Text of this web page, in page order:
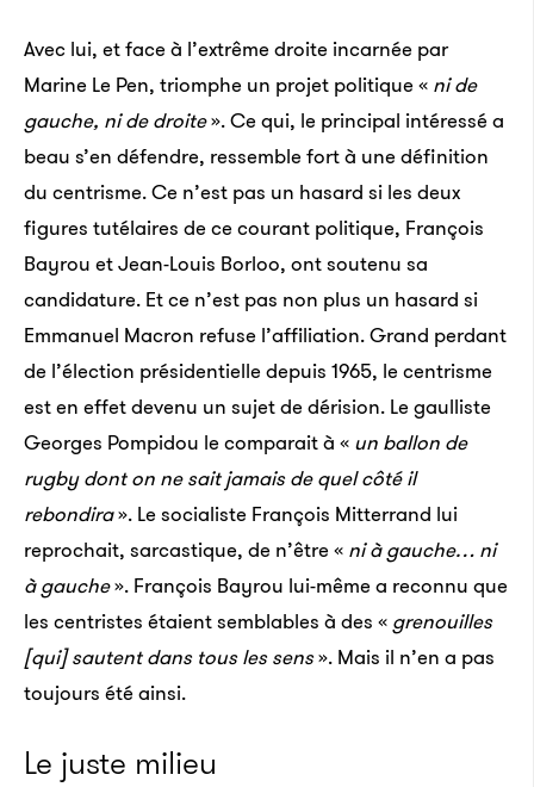
Avec lui, et face à l’extrême droite incarnée par
Marine Le Pen, triomphe un projet politique « ni de
gauche, ni de droite». Ce qui, le principal intéressé a
beau s’en défendre, ressemble fort à une définition
du centrisme. Ce n’est pas un hasard si les deux
figures tutélaires de ce courant politique, François
Bayrou et Jean-Louis Borloo, ont soutenu sa
candidature. Et ce n’est pas non plus un hasard si
Emmanuel Macron refuse l’affiliation. Grand perdant
de l’élection présidentielle depuis 1965, le centrisme
est en effet devenu un sujet de dérision. Le gaulliste
Georges Pompidou le comparait à « un ballon de
rugby dont on ne sait jamais de quel côté il
rebondira». Le socialiste François Mitterrand lui
reprochait, sarcastique, de n’être « ni à gauche… ni
à ­gauche». François Bayrou lui-même a reconnu que
les centristes étaient semblables à des « grenouilles
[qui] sautent dans tous les sens». Mais il n’en a pas
toujours été ainsi.
Le juste milieu